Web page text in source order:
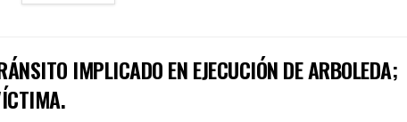
IMPLICADO EN EJECUCIÓN DE ARBOLEDA;